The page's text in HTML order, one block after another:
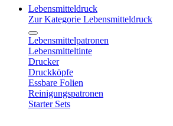
Lebensmitteldruck
Zur Kategorie Lebensmitteldruck
Lebensmittelpatronen
Lebensmitteltinte
Drucker
Druckköpfe
Essbare Folien
Reinigungspatronen
Starter Sets